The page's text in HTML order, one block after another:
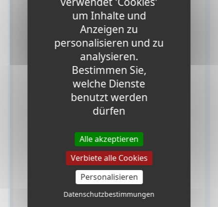
um Inhalte und
Anzeigen zu
personalisieren und zu
analysieren.
Bestimmen Sie,
welche Dienste
benutzt werden
dürfen
Alle akzeptieren
Verbiete alle Cookies
Personalisieren
Datenschutzbestimmungen